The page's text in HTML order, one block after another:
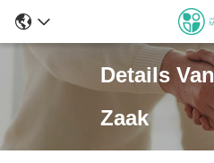
Details
Zaak